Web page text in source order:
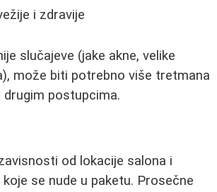
i zdravije
slučajeve (jake akne, velike
može biti potrebno više tretmana
drugim postupcima.
od lokacije salona i
se nude u paketu. Prosečne